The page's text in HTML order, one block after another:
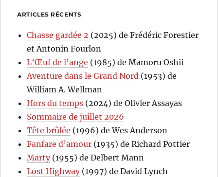
ARTICLES RÉCENTS
Chasse gardée 2 (2025) de Frédéric Forestier
et Antonin Fourlon
L’Œuf de l’ange (1985) de Mamoru Oshii
Aventure dans le Grand Nord (1953) de
William A. Wellman
Hors du temps (2024) de Olivier Assayas
Sommaire de juillet 2026
Tête brûlée (1996) de Wes Anderson
Fanfare d’amour (1935) de Richard Pottier
Marty(1955) de Delbert Mann
Lost Highway(1997) de David Lynch